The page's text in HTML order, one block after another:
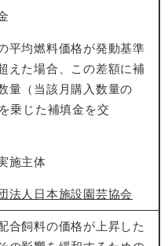
平均燃料価格が発動基準
えた場合、この差額に補
量（当該月購入数量の
乗じた補填金を交
施主体
法人日本施設園芸協会
合飼料の価格が上昇した